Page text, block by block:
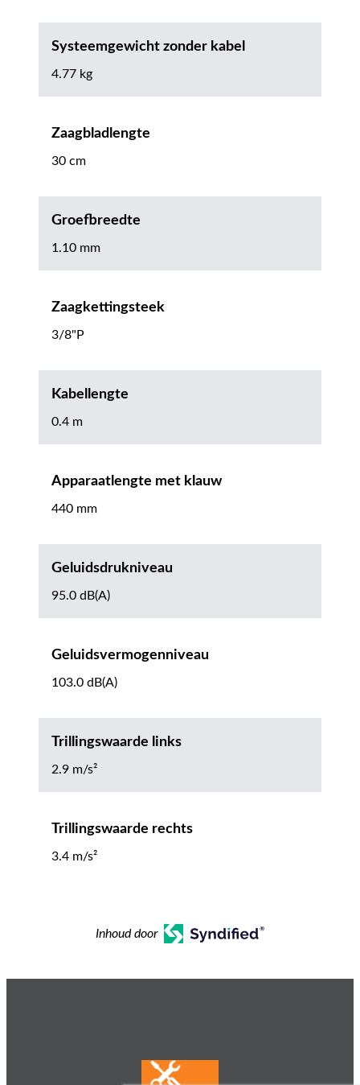
Systeemgewicht zonder kabel
4.77 kg
Zaagbladlengte
30 cm
Groefbreedte
1.10 mm
Zaagkettingsteek
3/8"P
Kabellengte
0.4 m
Apparaatlengte met klauw
440 mm
Geluidsdrukniveau
95.0 dB(A)
Geluidsvermogenniveau
103.0 dB(A)
Trillingswaarde links
2.9 m/s²
Trillingswaarde rechts
3.4 m/s²
Inhoud door